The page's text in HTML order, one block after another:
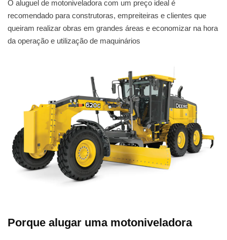
O aluguel de motoniveladora com um preço ideal é
recomendado para construtoras, empreiteiras e clientes que
queiram realizar obras em grandes áreas e economizar na hora
da operação e utilização de maquinários
Porque alugar uma motoniveladora